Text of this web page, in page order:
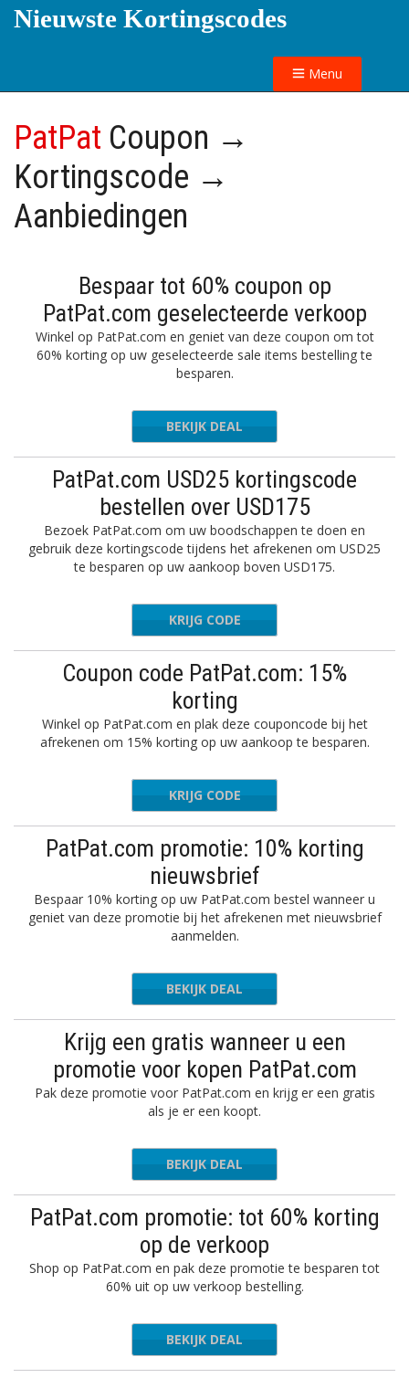
Nieuwste Kortingscodes
Menu
PatPat Coupon →
Kortingscode →
Aanbiedingen
Bespaar tot 60% coupon op
PatPat.com geselecteerde verkoop
Winkel op PatPat.com en geniet van deze coupon om tot
60% korting op uw geselecteerde sale items bestelling te
besparen.
BEKIJK DEAL
PatPat.com USD25 kortingscode
bestellen over USD175
Bezoek PatPat.com om uw boodschappen te doen en
gebruik deze kortingscode tijdens het afrekenen om USD25
te besparen op uw aankoop boven USD175.
PATNEW
KRIJG CODE
Coupon code PatPat.com: 15%
korting
Winkel op PatPat.com en plak deze couponcode bij het
afrekenen om 15% korting op uw aankoop te besparen.
FALL15
KRIJG CODE
PatPat.com promotie: 10% korting
nieuwsbrief
Bespaar 10% korting op uw PatPat.com bestel wanneer u
geniet van deze promotie bij het afrekenen met nieuwsbrief
aanmelden.
BEKIJK DEAL
Krijg een gratis wanneer u een
promotie voor kopen PatPat.com
Pak deze promotie voor PatPat.com en krijg er een gratis
als je er een koopt.
BEKIJK DEAL
PatPat.com promotie: tot 60% korting
op de verkoop
Shop op PatPat.com en pak deze promotie te besparen tot
60% uit op uw verkoop bestelling.
BEKIJK DEAL